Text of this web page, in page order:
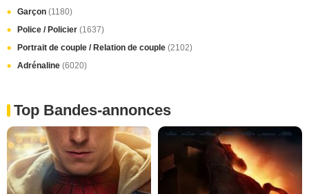
Garçon (1180)
Police / Policier (1637)
Portrait de couple / Relation de couple (2102)
Adrénaline (6020)
Top Bandes-annonces